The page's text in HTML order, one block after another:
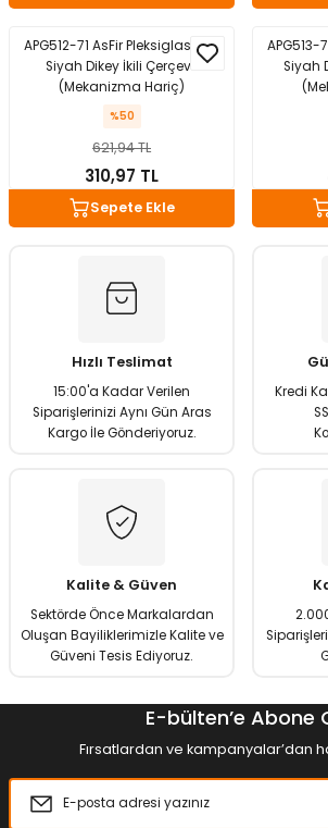
APG512-71 AsFir Pleksiglas Mat
Siyah Dikey İkili Çerçeve
(Mekanizma Hariç)
%50
621,94 TL
310,97 TL
Sepete Ekle
APG513-
Siyah
Hızlı Teslimat
15:00'a Kadar Verilen
Siparişlerinizi Aynı Gün Aras
Kargo İle Gönderiyoruz.
Kredi
Kalite & Güven
Sektörde Önce Markalardan
Oluşan Bayiliklerimizle Kalite ve
Güveni Tesis Ediyoruz.
E-bülten’e Abone
Fırsatlardan ve kampanyalar’dan